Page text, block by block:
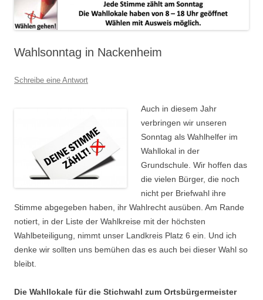
Wahlsonntag in Nackenheim
Schreibe eine Antwort
Auch in diesem Jahr
verbringen wir unseren
Sonntag als Wahlhelfer im
Wahllokal in der
Grundschule. Wir hoffen das
die vielen Bürger, die noch
nicht per Briefwahl ihre
Stimme abgegeben haben, ihr Wahlrecht ausüben. Am Rande
notiert, in der Liste der Wahlkreise mit der höchsten
Wahlbeteiligung, nimmt unser Landkreis Platz 6 ein. Und ich
denke wir sollten uns bemühen das es auch bei dieser Wahl so
bleibt.
Die Wahllokale für die Stichwahl zum Ortsbürgermeister